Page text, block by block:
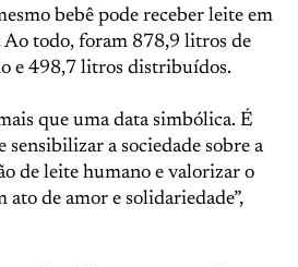
bebê pode receber leite em
Ao todo, foram 878,9 litros de
e 498,7 litros distribuídos.
que uma data simbólica. É
a sociedade sobre a
de leite humano e valorizar o
de amor e solidariedade”,